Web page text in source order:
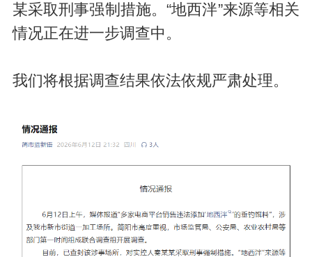
某采取刑事强制措施。“地西泮”来源等相关
情况正在进一步调查中。
我们将根据调查结果依法依规严肃处理。